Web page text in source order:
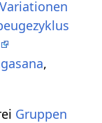
Variationen
,
Gruppen